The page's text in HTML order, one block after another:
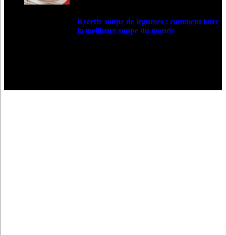
Recette soupe de légumes : comment faire
la meilleure soupe du monde